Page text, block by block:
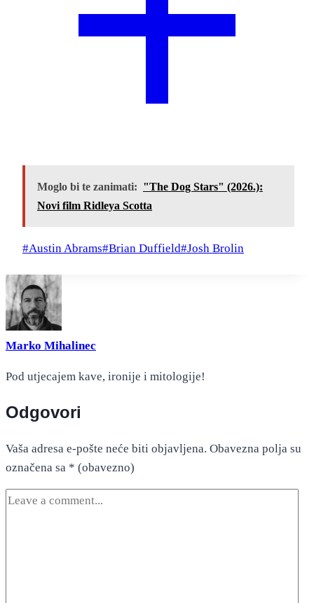
Moglo bi te zanimati: "The Dog Stars" (2026.):
Novi film Ridleya Scotta
Post
#Austin Abrams#Brian Duffield#Josh Brolin
Marko Mihalinec
Pod utjecajem kave, ironije i mitologije!
Odgovori
Vaša adresa e-pošte neće biti objavljena. Obavezna polja su
označena sa * (obavezno)